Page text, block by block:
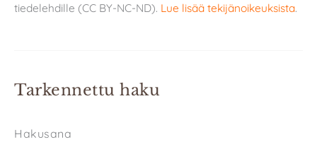
tiedelehdille (CC BY-NC-ND). Lue lisää tekijänoikeuksista.
Tarkennettu haku
Hakusana